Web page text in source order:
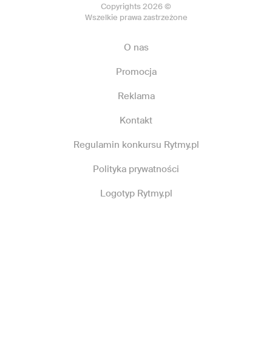
Copyrights 2026 ©
Wszelkie prawa zastrzeżone
O nas
Promocja
Reklama
Kontakt
Regulamin konkursu Rytmy.pl
Polityka prywatności
Logotyp Rytmy.pl